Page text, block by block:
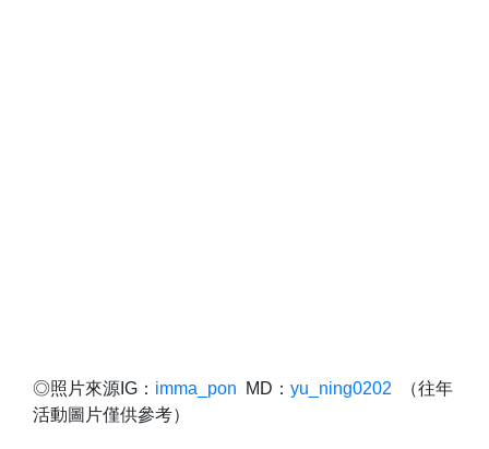
◎照片來源IG： imma_pon MD： yu_ning0202 （往年
活動圖片僅供參考）